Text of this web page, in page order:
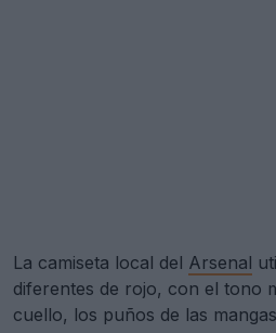
La camiseta local del Arsenal
diferentes de rojo, con el tono
cuello, los puños de las